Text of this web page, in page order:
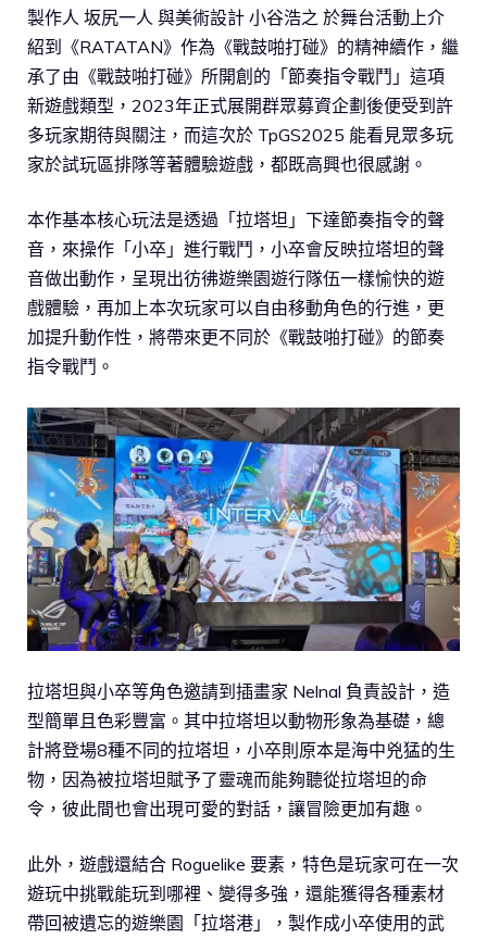
製作人 坂尻一人 與美術設計 小谷浩之 於舞台活動上介
紹到《RATATAN》作為《戰鼓啪打碰》的精神續作，繼
承了由《戰鼓啪打碰》所開創的「節奏指令戰鬥」這項
新遊戲類型，2023年正式展開群眾募資企劃後便受到許
多玩家期待與關注，而這次於 TpGS2025 能看見眾多玩
家於試玩區排隊等著體驗遊戲，都既高興也很感謝。
本作基本核心玩法是透過「拉塔坦」下達節奏指令的聲
音，來操作「小卒」進行戰鬥，小卒會反映拉塔坦的聲
音做出動作，呈現出彷彿遊樂園遊行隊伍一樣愉快的遊
戲體驗，再加上本次玩家可以自由移動角色的行進，更
加提升動作性，將帶來更不同於《戰鼓啪打碰》的節奏
指令戰鬥。
拉塔坦與小卒等角色邀請到插畫家 Nelnal 負責設計，造
型簡單且色彩豐富。其中拉塔坦以動物形象為基礎，總
計將登場8種不同的拉塔坦，小卒則原本是海中兇猛的生
物，因為被拉塔坦賦予了靈魂而能夠聽從拉塔坦的命
令，彼此間也會出現可愛的對話，讓冒險更加有趣。
此外，遊戲還結合 Roguelike 要素，特色是玩家可在一次
遊玩中挑戰能玩到哪裡、變得多強，還能獲得各種素材
帶回被遺忘的遊樂園「拉塔港」，製作成小卒使用的武